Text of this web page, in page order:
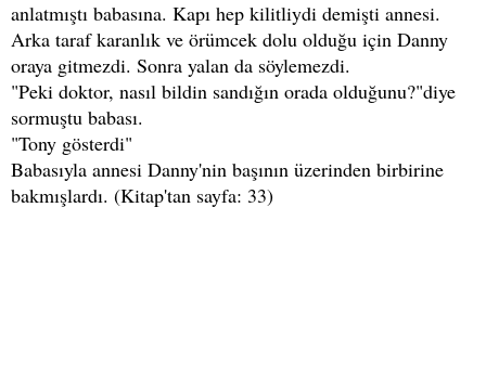
anlatmıştı babasına. Kapı hep kilitliydi demişti annesi.
Arka taraf karanlık ve örümcek dolu olduğu için Danny
oraya gitmezdi. Sonra yalan da söylemezdi.
"Peki doktor, nasıl bildin sandığın orada olduğunu?"diye
sormuştu babası.
"Tony gösterdi"
Babasıyla annesi Danny'nin başının üzerinden birbirine
bakmışlardı. (Kitap'tan sayfa: 33)